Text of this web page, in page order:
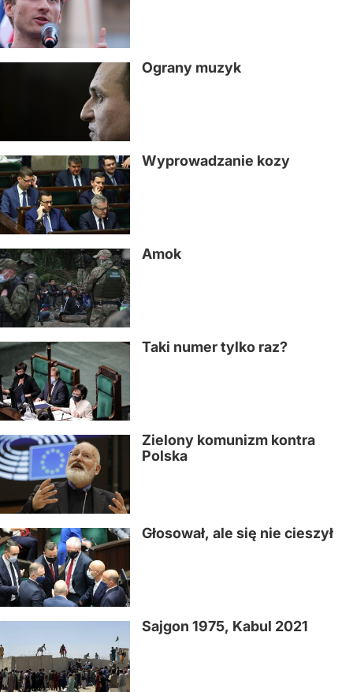
Ograny muzyk
Wyprowadzanie kozy
Amok
Taki numer tylko raz?
Zielony komunizm kontra
Polska
Głosował, ale się nie cieszył
Sajgon 1975, Kabul 2021